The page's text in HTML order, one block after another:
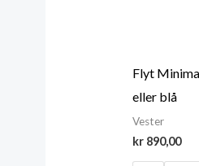
Flyt
eller blå
Vester
kr890,00